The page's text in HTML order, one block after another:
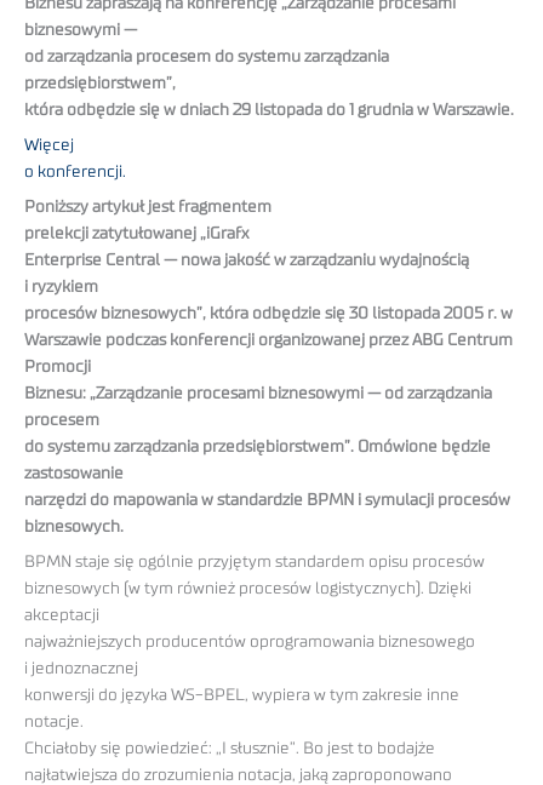
Biznesu zapraszają na konferencję „Zarządzanie procesami
biznesowymi —
od zarządzania procesem do systemu zarządzania
przedsiębiorstwem”,
która odbędzie się w dniach 29 listopada do 1 grudnia w Warszawie.
Więcej
o konferencji.
Poniższy artykuł jest fragmentem
prelekcji zatytułowanej „iGrafx
Enterprise Central — nowa jakość w zarządzaniu wydajnością
i ryzykiem
procesów biznesowych”, która odbędzie się 30 listopada 2005 r. w
Warszawie podczas konferencji organizowanej przez ABG Centrum
Promocji
Biznesu: „Zarządzanie procesami biznesowymi — od zarządzania
procesem
do systemu zarządzania przedsiębiorstwem”. Omówione będzie
zastosowanie
narzędzi do mapowania w standardzie BPMN i symulacji procesów
biznesowych.
BPMN staje się ogólnie przyjętym standardem opisu procesów
biznesowych (w tym również procesów logistycznych). Dzięki
akceptacji
najważniejszych producentów oprogramowania biznesowego
i jednoznacznej
konwersji do języka WS-BPEL, wypiera w tym zakresie inne
notacje.
Chciałoby się powiedzieć: „I słusznie”. Bo jest to bodajże
najłatwiejsza do zrozumienia notacja, jaką zaproponowano